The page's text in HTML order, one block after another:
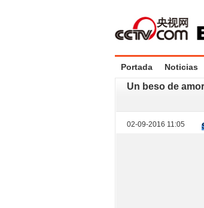
Portada Noticias
Un beso de
02-09-2016 11:05